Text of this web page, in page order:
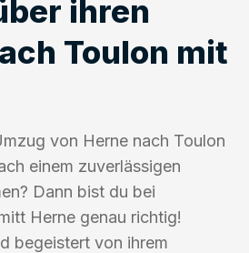
ihren
Toulon mit
von Herne nach Toulon
einem zuverlässigen
Dann bist du bei
Herne genau richtig!
begeistert von ihrem